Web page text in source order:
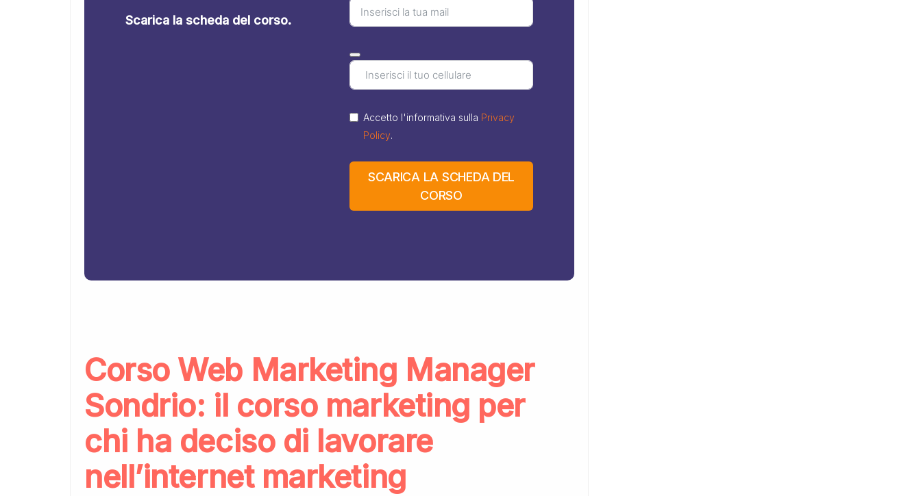
Scarica la scheda del corso.
Accetto l'informativa sulla Privacy
Policy.
SCARICA LA SCHEDA DEL
CORSO
Corso Web Marketing Manager
Sondrio: il corso marketing per
chi ha deciso di lavorare
nell’internet marketing